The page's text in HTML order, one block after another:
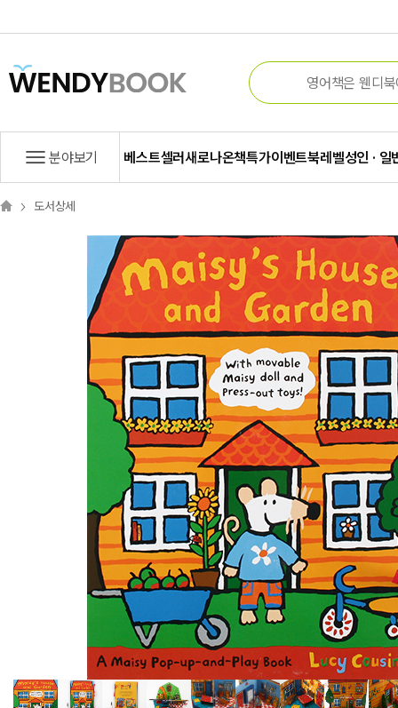
분야보기 베스트셀러새로나온책특가이벤트북레벨성인 · 일
도서상세